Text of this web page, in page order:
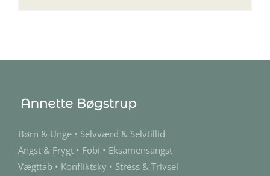
Børn & Unge • Selvværd & Selvtillid
Angst & Frygt • Fobi • Eksamensangst
Vægttab • Konfliktsky • Stress & Trivsel